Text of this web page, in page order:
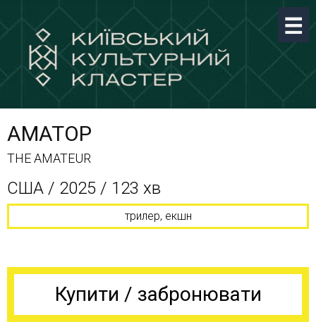
АМАТОР
THE AMATEUR
США / 2025 / 123 хв
трилер, екшн
Купити / забронювати